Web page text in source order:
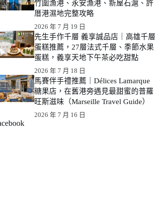
竹圍漁港、永安漁港、新屋石滬、許
厝港濕地完整攻略
2026 年 7 月 19 日
先生手作千層 義享誠品店｜高雄千層
蛋糕推薦，27層法式千層、季節水果
蛋糕，義享天地下午茶必吃甜點
2026 年 7 月 18 日
馬賽伴手禮推薦｜Délices Lamarque
糖果店，在舊港旁遇見最甜蜜的普羅
旺斯滋味（Marseille Travel Guide）
2026 年 7 月 16 日